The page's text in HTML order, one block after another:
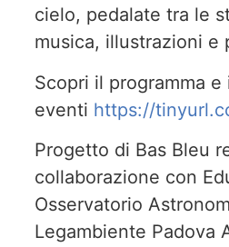
cielo, pedalate tra le
musica, illustrazioni e
Scopri il programma
eventi https://
Progetto di Bas Bleu
collaborazione con
Osservatorio
Legambiente Padova